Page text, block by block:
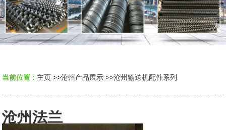
当前位置 : 主页 >>沧州产品展示 >>沧州输送机配件系列
沧州法兰